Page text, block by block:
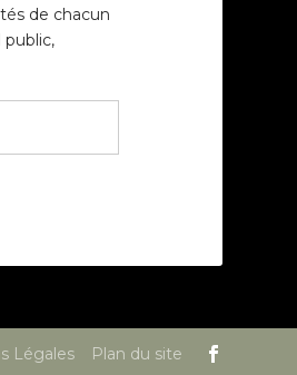
de chacun
public,
Légales Plan du site